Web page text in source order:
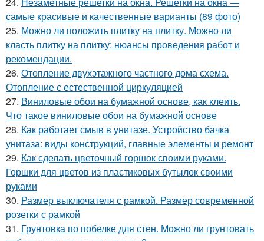
самые красивые и качественные варианты (89 фото)
25. Можно ли положить плитку на плитку. Можно ли
класть плитку на плитку: нюансы проведения работ и
рекомендации.
26. Отопление двухэтажного частного дома схема.
Отопление с естественной циркуляцией
27. Виниловые обои на бумажной основе, как клеить.
Что такое виниловые обои на бумажной основе
28. Как работает смыв в унитазе. Устройство бачка
унитаза: виды конструкций, главные элементы и ремонт
29. Как сделать цветочный горшок своими руками.
Горшки для цветов из пластиковых бутылок своими
руками
30. Размер выключателя с рамкой. Размер современной
розетки с рамкой
31. Грунтовка по побелке для стен. Можно ли грунтовать